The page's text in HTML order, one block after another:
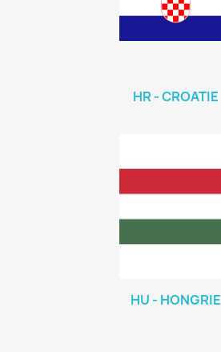
HR - CROATIE
HU - HONGRIE